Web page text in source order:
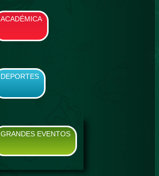
ACADÉMICA
DEPORTES
GRANDES EVENTOS